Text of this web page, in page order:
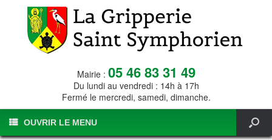
Mairie : 05 46 83 31 49
Du lundi au vendredi : 14h à 17h
Fermé le mercredi, samedi, dimanche.
OUVRIR LE MENU